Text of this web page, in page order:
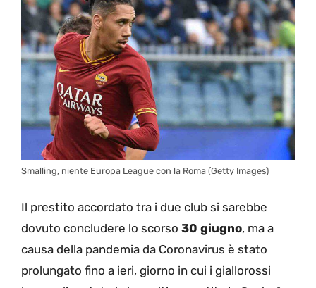
Smalling, niente Europa League con la Roma (Getty Images)
Il prestito accordato tra i due club si sarebbe
dovuto concludere lo scorso 30 giugno, ma a
causa della pandemia da Coronavirus è stato
prolungato fino a ieri, giorno in cui i giallorossi